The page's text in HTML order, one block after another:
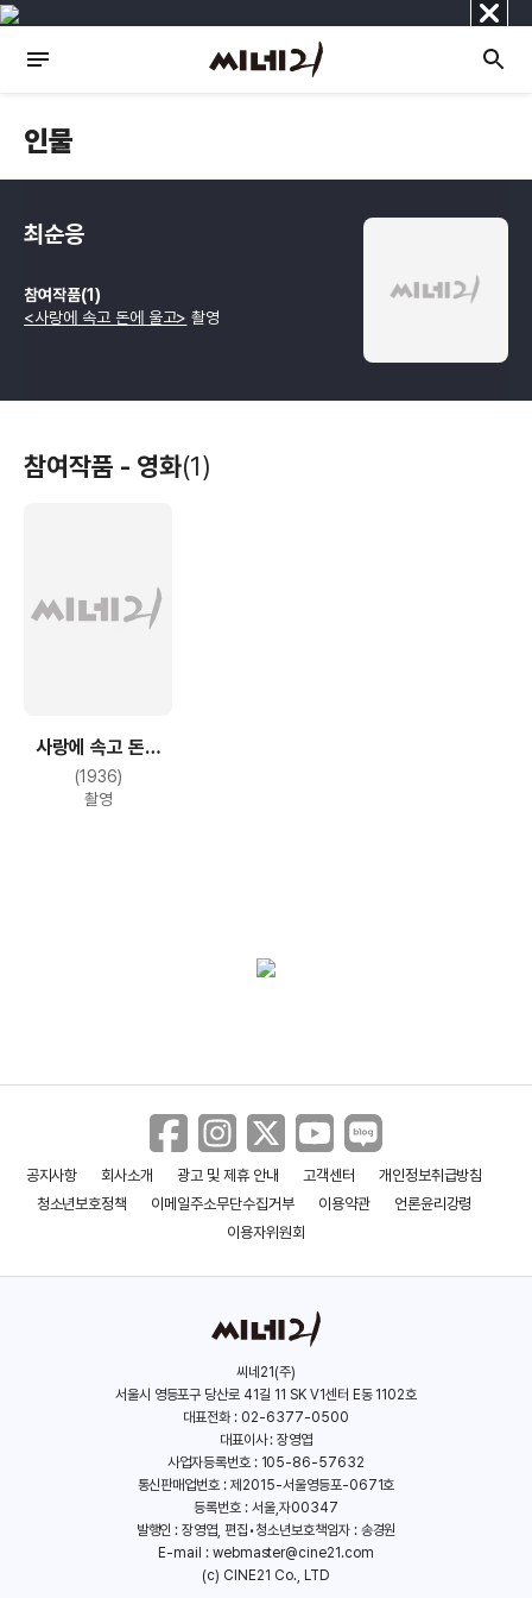
닫
기
인물
최순응
참여작품(1)
<사랑에 속고 돈에 울고> 촬영
참여작품 - 영화(1)
사랑에 속고 돈에
울고
(1936)
촬영
공지사항 회사소개 광고 및 제휴 안내 고객센터
개인정보취급방침
청소년보호정책
이메일주소무단수집거부 이용약관
언론윤리강령
이용자위원회
씨네21(주)
서울시 영등포구 당산로 41길 11 SK V1센터 E동 1102호
대표전화 : 02-6377-0500
대표이사 : 장영엽
사업자등록번호 : 105-86-57632
통신판매업번호 : 제2015-서울영등포-0671호
등록번호 : 서울,자00347
발행인 : 장영엽, 편집•청소년보호책임자 : 송경원
E-mail : webmaster@cine21.com
(c) CINE21 Co., LTD